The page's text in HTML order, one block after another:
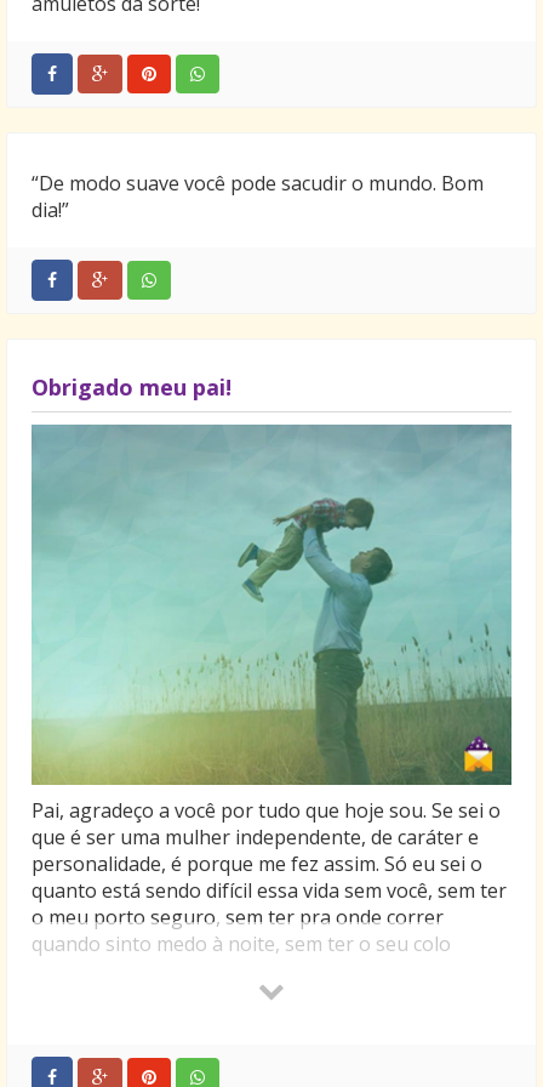
“De modo suave você pode sacudir o mundo. Bom
dia!”
Obrigado meu pai!
Pai, agradeço a você por tudo que hoje sou. Se sei o
que é ser uma mulher independente, de caráter e
personalidade, é porque me fez assim. Só eu sei o
quanto está sendo difícil essa vida sem você, sem ter
o meu porto seguro, sem ter pra onde correr
quando sinto medo à noite, sem ter o seu colo
apertado, cheio de tristezas.
de você? Não culpo Deus por tê-lo levado, se isso